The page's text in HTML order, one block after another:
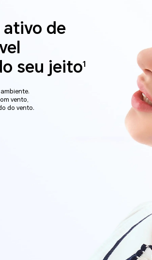
ativo de
seu jeito1
vento,
do vento.